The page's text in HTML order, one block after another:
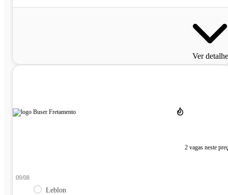
Ver
2 vagas neste
09/08
Leblon